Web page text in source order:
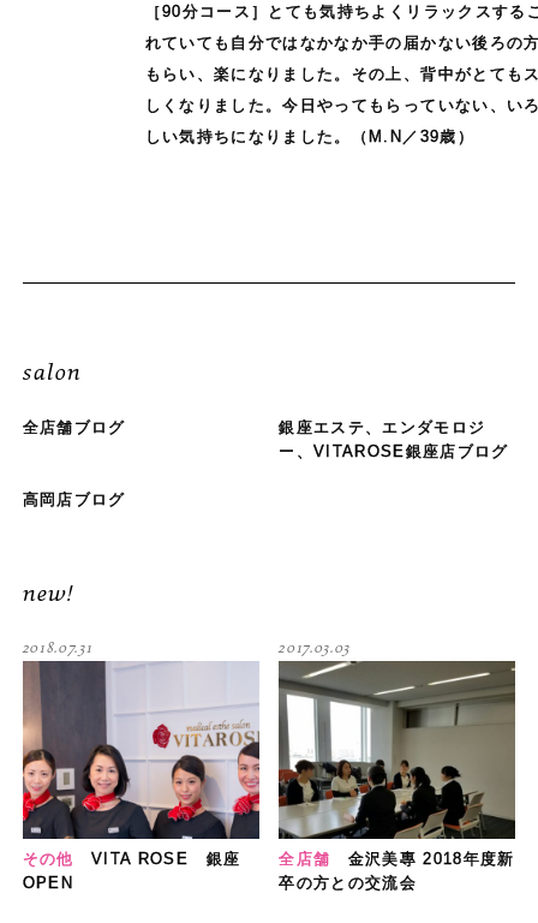
［90分コース］とても気持ちよくリラックスする
れていても自分ではなかなか手の届かない後ろの
もらい、楽になりました。その上、背中がとても
しくなりました。今日やってもらっていない、い
しい気持ちになりました。（M.N／39歳）
salon
全店舗ブログ
銀座エステ、エンダモロジ
ー、VITAROSE銀座店ブログ
高岡店ブログ
new!
その他
VITA ROSE 銀座
OPEN
2018.07.31
全店舗
金沢美專 2018年度新
卒の方との交流会
2017.03.03